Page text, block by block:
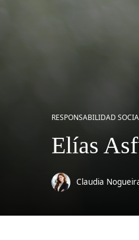
RESPONSABILIDAD
Elías
Claudia